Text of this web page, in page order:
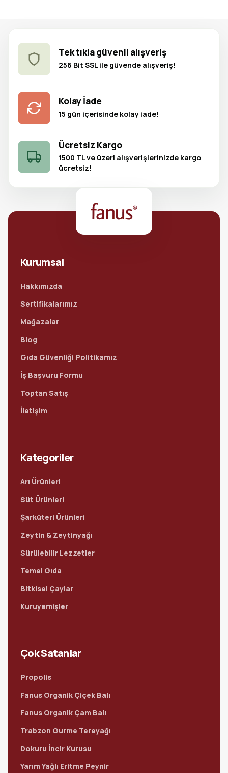
Tek tıkla güvenli alışveriş
256 Bit SSL ile güvende alışveriş!
Kolay İade
15 gün içerisinde kolay iade!
Ücretsiz Kargo
1500 TL ve üzeri alışverişlerinizde kargo
ücretsiz!
Kurumsal
Hakkımızda
Sertifikalarımız
Mağazalar
Blog
Gıda Güvenliği Politikamız
İş Başvuru Formu
Toptan Satış
İletişim
Kategoriler
Arı Ürünleri
Süt Ürünleri
Şarküteri Ürünleri
Zeytin & Zeytinyağı
Sürülebilir Lezzetler
Temel Gıda
Bitkisel Çaylar
Kuruyemişler
Çok Satanlar
Propolis
Fanus Organik Çiçek Balı
Fanus Organik Çam Balı
Trabzon Gurme Tereyağı
Dokuru İncir Kurusu
Yarım Yağlı Eritme Peynir